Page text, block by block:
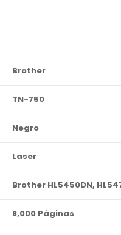
Brother
TN-750
Negro
Laser
Brother HL5450DN,
8,000 Páginas